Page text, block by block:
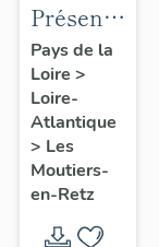
de la
commune
des
Moutiers-
en-Retz
Pays de la
Loire >
Loire-
Atlantique
> Les
Moutiers-
en-Retz